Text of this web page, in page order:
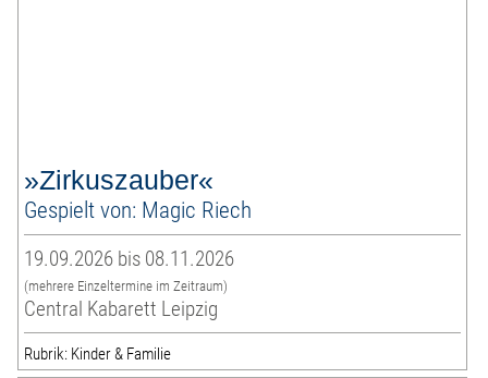
»Zirkuszauber«
Gespielt von: Magic Riech
19.09.2026 bis 08.11.2026
(mehrere Einzeltermine im Zeitraum)
Central Kabarett Leipzig
Rubrik: Kinder & Familie